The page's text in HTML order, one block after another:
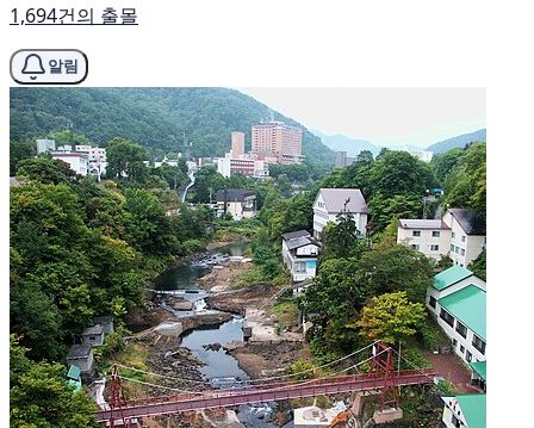
1,694건의 출몰
알림